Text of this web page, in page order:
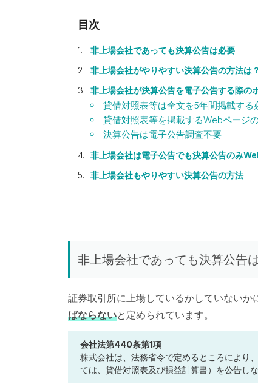
非上場会社であっても決算公告は必要
非上場会社がやりやすい決算公告の方法は？
非上場会社が決算公告を電子公告する際の
貸借対照表等は全文を5年間掲載する
貸借対照表等を掲載するWebページ
決算公告は電子公告調査不要
非上場会社は電子公告でも決算公告のみ
非上場会社もやりやすい決算公告の方法
非上場会社であっても決算公告
証券取引所に上場しているかしていない
ばならないと定められています。
会社法第440条第1項
株式会社は、法務省令で定めるところにより
ては、貸借対照表及び損益計算書）を公告し